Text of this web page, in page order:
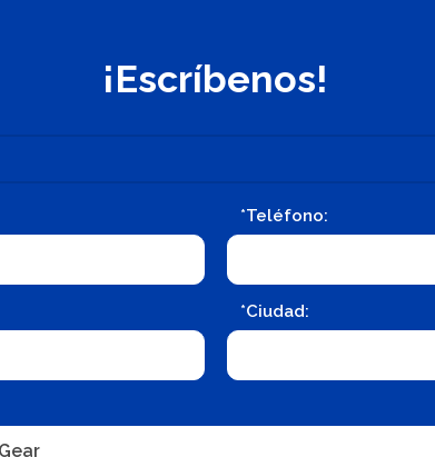
¡Escríbenos!
*Teléfono:
*Ciudad: